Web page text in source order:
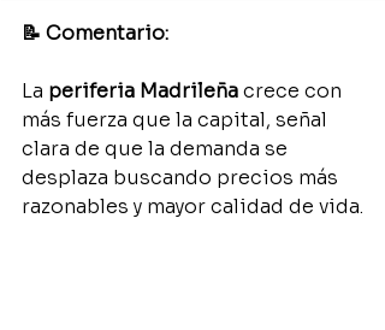
📝 Comentario:
La periferia Madrileña crece con
más fuerza que la capital, señal
clara de que la demanda se
desplaza buscando precios más
razonables y mayor calidad de vida.